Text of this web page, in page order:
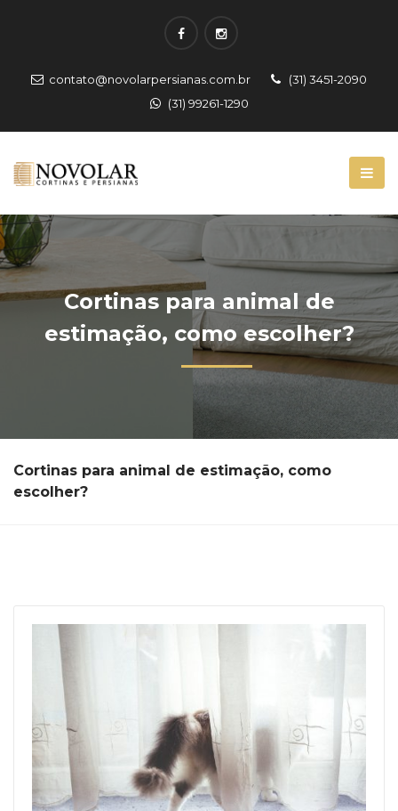
contato@novolarpersianas.com.br
(31) 3451-2090
(31) 99261-1290
Cortinas para animal de
estimação, como escolher?
Cortinas para animal de estimação, como
escolher?